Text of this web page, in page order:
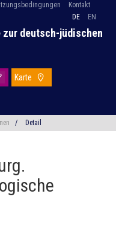
Kontakt
DE
EN
zur deutsch-jüdischen
Karte
/ Detail